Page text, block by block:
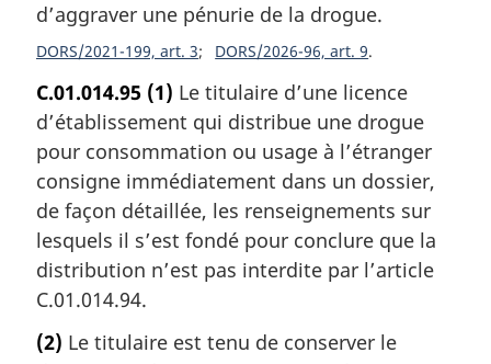
d’aggraver une pénurie de la drogue.
DORS/2021-199, art. 3 DORS/2026-96, art. 9
C.01.014.95 (1) Le titulaire d’une licence
d’établissement qui distribue une drogue
pour consommation ou usage à l’étranger
consigne immédiatement dans un dossier,
de façon détaillée, les renseignements sur
lesquels il s’est fondé pour conclure que la
distribution n’est pas interdite par l’article
C.01.014.94.
(2) Le titulaire est tenu de conserver le